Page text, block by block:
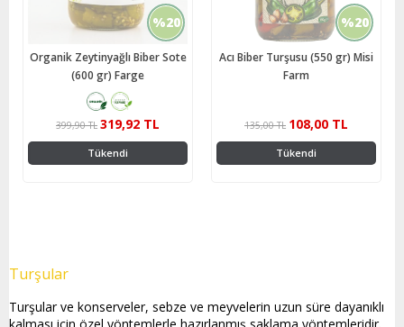
%20
Organik Zeytinyağlı Biber Sote
(600 gr) Farge
319,92 TL
399,90 TL
Tükendi
%20
Acı Biber Turşusu (550 gr) Misi
Farm
108,00 TL
135,00 TL
Tükendi
Turşular
Turşular ve konserveler, sebze ve meyvelerin uzun süre dayanıklı